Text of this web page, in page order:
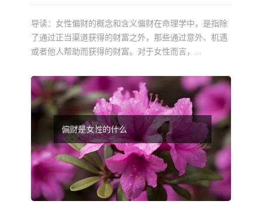
导读： 女性偏财的概念和含义偏财在命理学中，是指除
了通过正当渠道获得的财富之外，那些通过意外、机遇
或者他人帮助而获得的财富。对于女性而言，...